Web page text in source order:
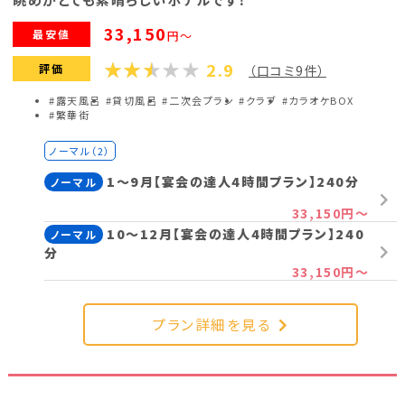
最安値 33,150円～
評価 2.9 （口コミ9件）
#露天風呂 #貸切風呂 #二次会プラン #クラブ #カラオケBOX
#繁華街
ノーマル（2）
ノーマル
1～9月【宴会の達人4時間プラン】240分
33,150円～
ノーマル
10～12月【宴会の達人4時間プラン】240
分
33,150円～
プラン詳細を見る